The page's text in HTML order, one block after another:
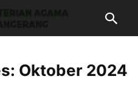
Oktober 2024